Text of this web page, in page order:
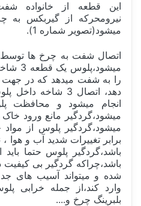
این قطعه از خانواده
نیرومحرکه از گیربکس
میشود(تصویر شماره 1).
اتصال شفت به چرخ ها توسط
را به شفت میدهد که در جهت
دهد، اتصال 3
انجام میشود و محافظت
میشود،گردگیر مانع ورود
میشود،گردگیر پلوس از
برابر تغییرات شدید آب و
باشد،گردگیر پلوس حتما باید
باشد،چراکه گردگیر بی
شده و میتواند آسیب های
وارد کند،از جمله خرابی
بلبرینگ چرخ و....